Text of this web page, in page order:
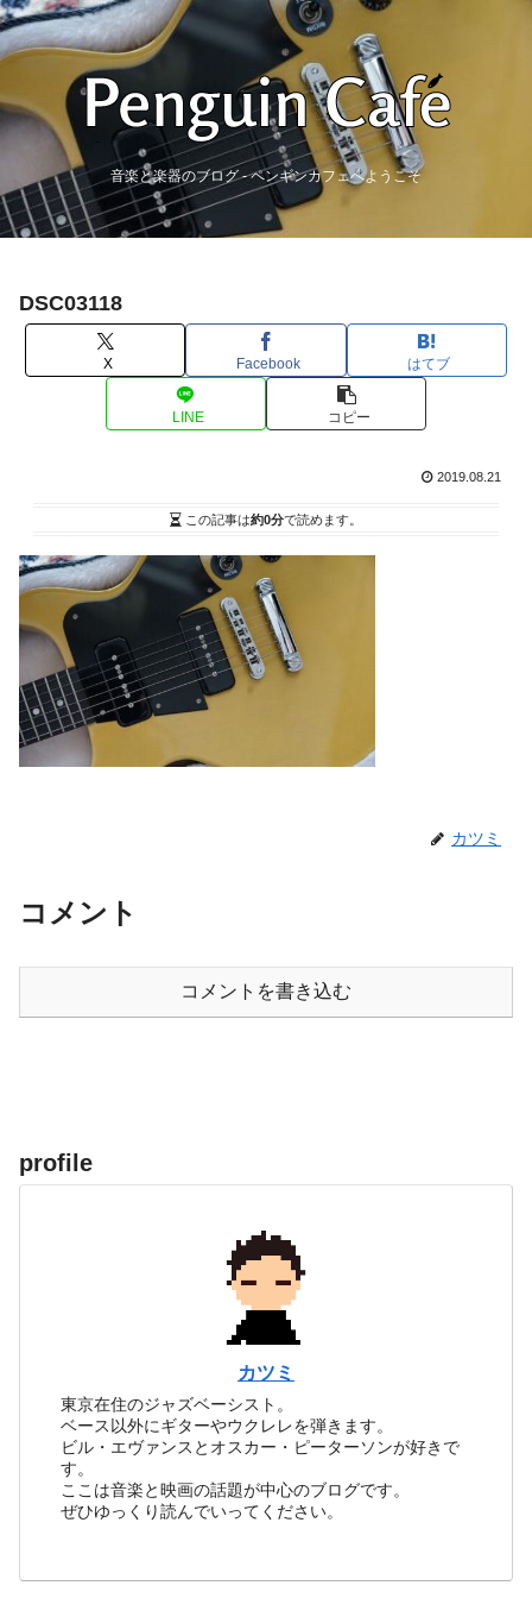
音楽と楽器のブログ - ペンギンカフェへようこそ
DSC03118
X Facebook はてブ
LINE コピー
2019.08.21
この記事は約0分で読めます。
カツミ
コメント
コメントを書き込む
profile
カツミ
東京在住のジャズベーシスト。
ベース以外にギターやウクレレを弾きます。
ビル・エヴァンスとオスカー・ピーターソンが好きで
す。
ここは音楽と映画の話題が中心のブログです。
ぜひゆっくり読んでいってください。